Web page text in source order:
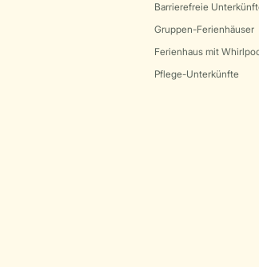
Barrierefreie
Gruppen-Ferienhäuser
Ferienhaus mit
Pflege-Unterkünfte